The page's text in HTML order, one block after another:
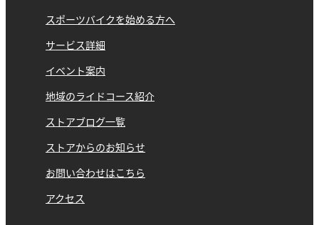
スポーツバイクを始める方へ
サービス詳細
イベント案内
地域のライドコース紹介
ストアブログ一覧
ストアからのお知らせ
お問い合わせはこちら
アクセス